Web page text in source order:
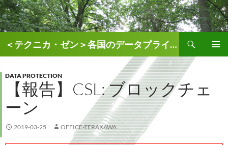
＜テクニカ・ゼン＞各国のデータプライバシー、AI関連情報
索
テ
へ
キ
DATA PROTECTION
【報告】CSL: ブロックチェ
ーン
2019-03-25 OFFICE-TERAKAWA